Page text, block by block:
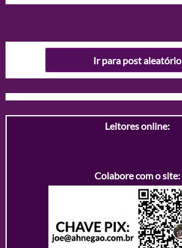
Ir para post aleatório
Leitores online:
Colabore com o site: